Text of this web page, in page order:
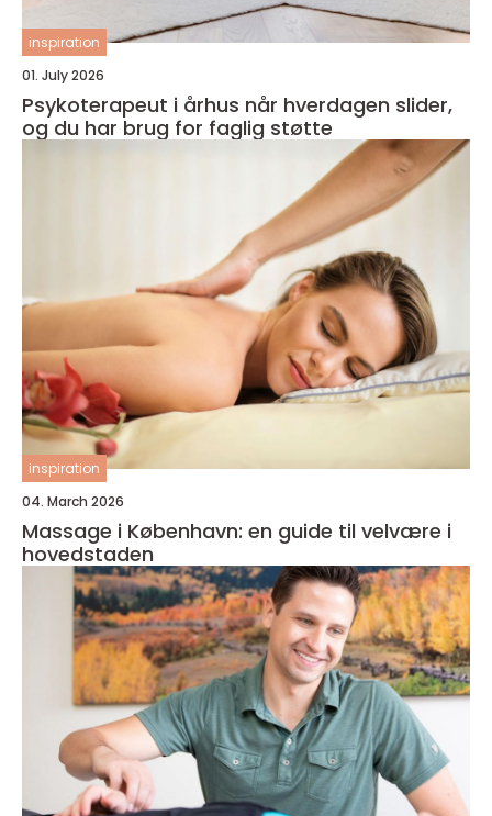
inspiration
01. July 2026
Psykoterapeut i århus når hverdagen slider,
og du har brug for faglig støtte
inspiration
04. March 2026
Massage i København: en guide til velvære i
hovedstaden